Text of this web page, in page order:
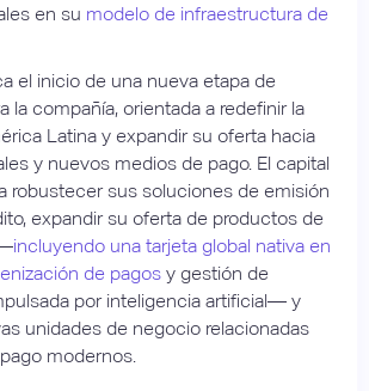
en su modelo de infraestructura de
el inicio de una nueva etapa de
la compañía, orientada a redefinir la
Latina y expandir su oferta hacia
y nuevos medios de pago. El capital
robustecer sus soluciones de emisión
expandir su oferta de productos de
incluyendo una tarjeta global nativa en
de pagos y gestión de
por inteligencia artificial— y
unidades de negocio relacionadas
modernos.